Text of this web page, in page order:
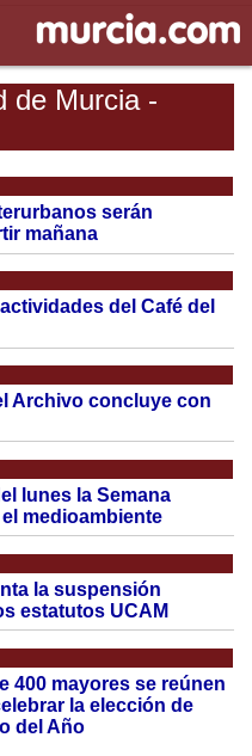
de Murcia -
serán
mañana
del Café del
Archivo concluye con
lunes la Semana
medioambiente
la suspensión
estatutos UCAM
400 mayores se reúnen
la elección de
del Año